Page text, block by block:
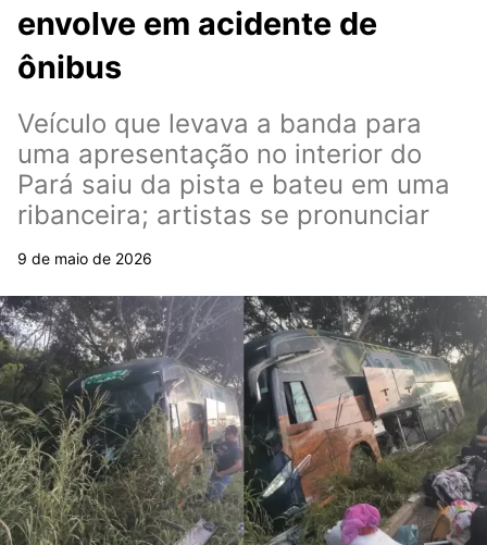
envolve em acidente de
ônibus
Veículo que levava a banda para
uma apresentação no interior do
Pará saiu da pista e bateu em uma
ribanceira; artistas se pronunciar
9 de maio de 2026